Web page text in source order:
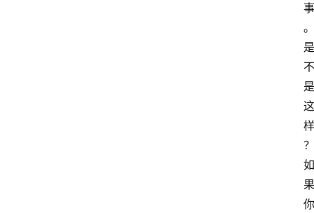
事
。
是
不
是
这
样
？
如
果
你